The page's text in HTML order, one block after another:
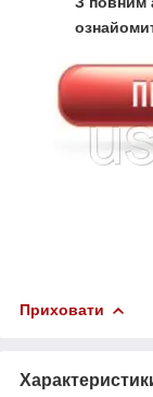
Приховати